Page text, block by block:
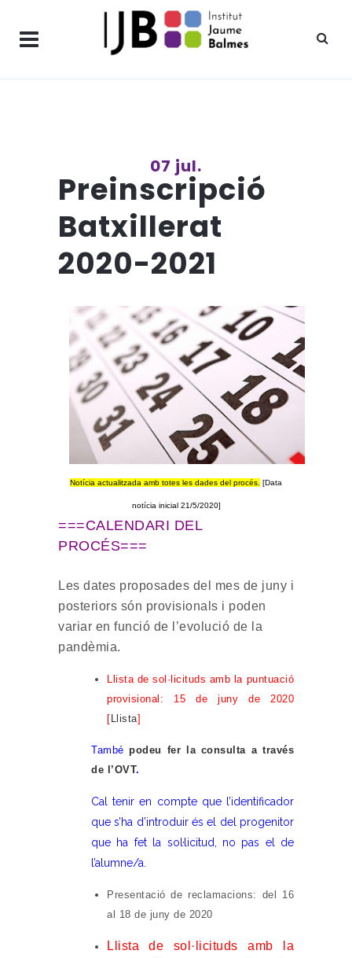
07 jul.
Preinscripció
Batxillerat
2020-2021
Notícia actualitzada amb totes les dades del procés. [Data
notícia inicial 21/5/2020]
===CALENDARI DEL
PROCÉS===
Les dates proposades del mes de juny i
posteriors són provisionals i poden
variar en funció de l’evolució de la
pandèmia.
Llista de sol·licituds amb la puntuació
provisional: 15 de juny de 2020
[Llista]
Tambépodeu fer la consulta a través
de l’OVT.
Cal tenir en compte que l’identificador
que s’ha d’introduir és el del progenitor
que ha fet la sol·licitud, no pas el de
l’alumne/a.
Presentació de reclamacions: del 16
al 18 de juny de 2020
Llista de sol·licituds amb la